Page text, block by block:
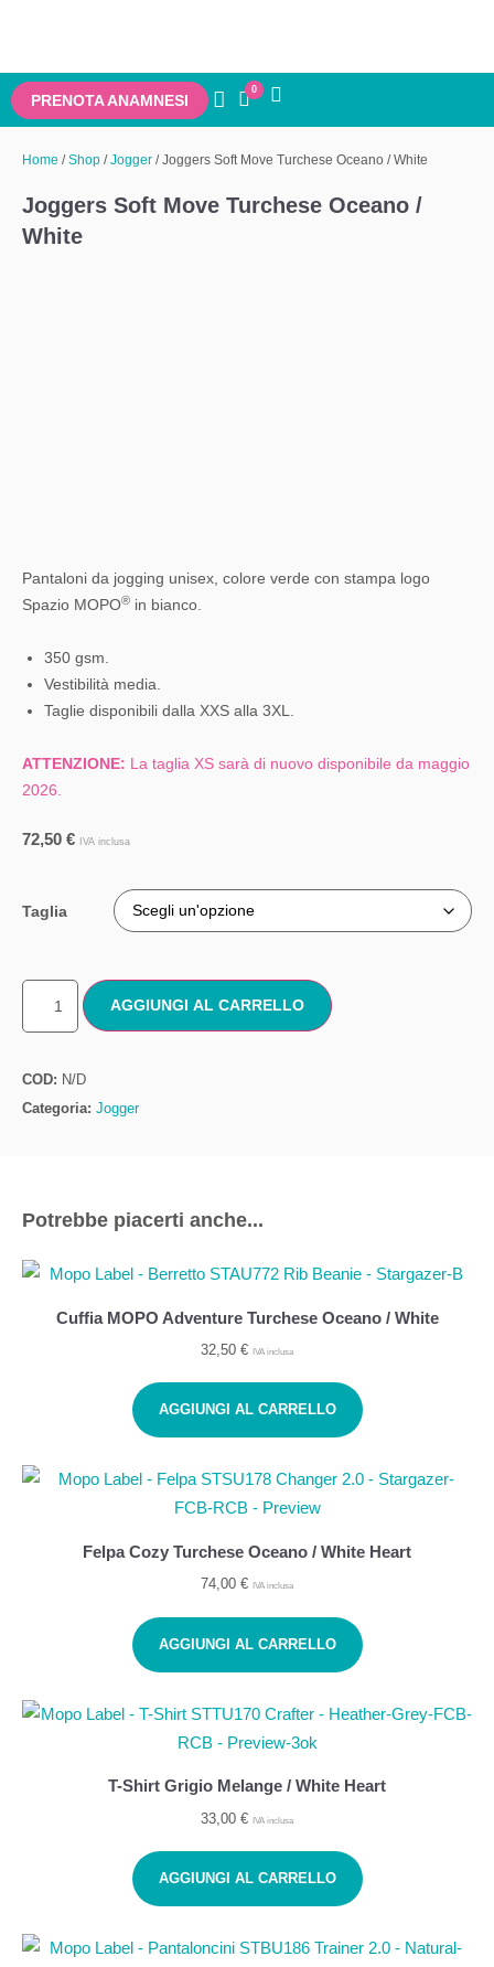
PRENOTA ANAMNESI
0
Home /Shop /Jogger / Joggers Soft Move Turchese Oceano / White
Joggers Soft Move Turchese Oceano /
White
Pantaloni da jogging unisex, colore verde con stampa logo
Spazio MOPO® in bianco.
350 gsm.
Vestibilità media.
Taglie disponibili dalla XXS alla 3XL.
ATTENZIONE: La taglia XS sarà di nuovo disponibile da maggio
2026.
72,50 € IVA inclusa
Taglia
AGGIUNGI AL CARRELLO
COD: N/D
Categoria: Jogger
Potrebbe piacerti anche...
Cuffia MOPO Adventure Turchese Oceano / White
32,50 € IVA inclusa
AGGIUNGI AL CARRELLO
Felpa Cozy Turchese Oceano / White Heart
74,00 € IVA inclusa
AGGIUNGI AL CARRELLO
T-Shirt Grigio Melange / White Heart
33,00 € IVA inclusa
AGGIUNGI AL CARRELLO